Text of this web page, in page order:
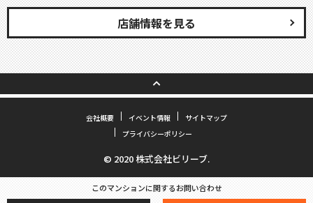
店舗情報を見る
会社概要 イベント情報
サイトマップ
プライバシーポリシー
© 2020 株式会社ビリーブ.
このマンションに関するお問い合わせ